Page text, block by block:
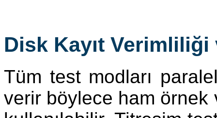
Disk Kayıt
Tüm test modları
verir böylece ham örnek